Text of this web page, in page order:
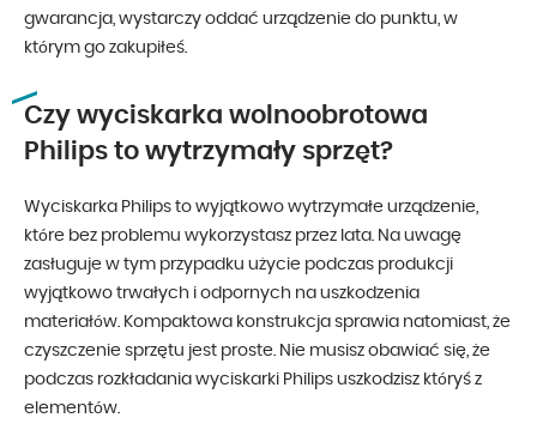
gwarancja, wystarczy oddać urządzenie do punktu, w
którym go zakupiłeś.
Czy wyciskarka wolnoobrotowa
Philips to wytrzymały sprzęt?
Wyciskarka Philips to wyjątkowo wytrzymałe urządzenie,
które bez problemu wykorzystasz przez lata. Na uwagę
zasługuje w tym przypadku użycie podczas produkcji
wyjątkowo trwałych i odpornych na uszkodzenia
materiałów. Kompaktowa konstrukcja sprawia natomiast, że
czyszczenie sprzętu jest proste. Nie musisz obawiać się, że
podczas rozkładania wyciskarki Philips uszkodzisz któryś z
elementów.